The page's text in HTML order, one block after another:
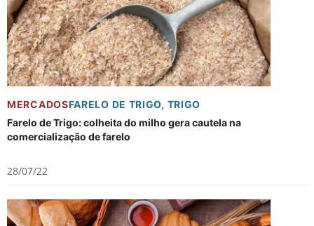
MERCADOSFARELO DE TRIGO, TRIGO
Farelo de Trigo: colheita do milho gera cautela na
comercialização de farelo
28/07/22